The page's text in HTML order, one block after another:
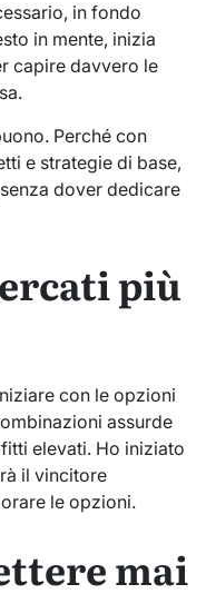
in fondo
in mente, inizia
capire davvero le
Perché con
e strategie di base,
dover dedicare
più
con le opzioni
assurde
elevati. Ho iniziato
il vincitore
le opzioni.
mai